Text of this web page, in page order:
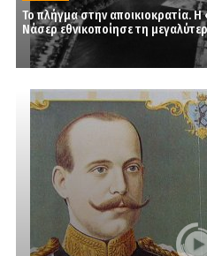
Το πλήγμα στην αποικιοκρατία.
Νάσερ εθνικοποίησε τη